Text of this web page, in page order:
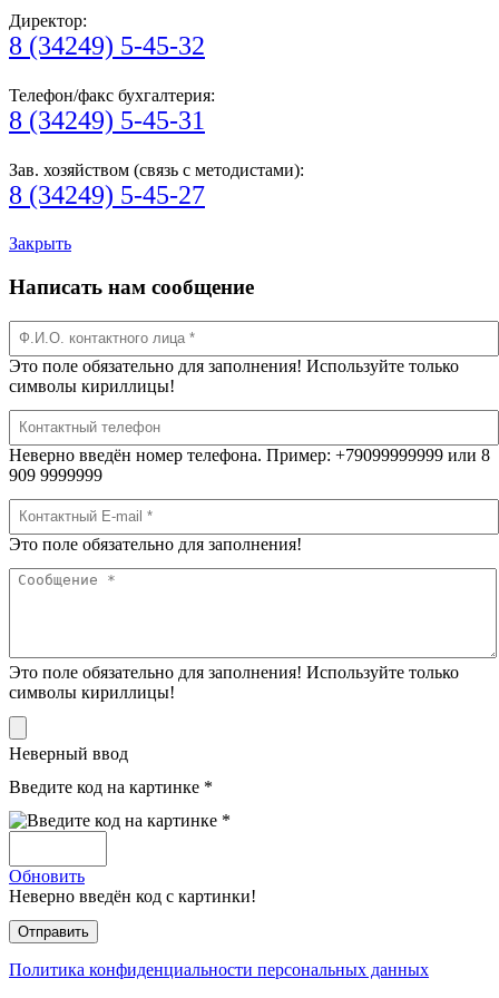
Директор:
8 (34249) 5-45-32
Телефон/факс бухгалтерия:
8 (34249) 5-45-31
Зав. хозяйством (связь с методистами):
8 (34249) 5-45-27
Закрыть
Написать нам сообщение
Это поле обязательно для заполнения! Используйте только
символы кириллицы!
Неверно введён номер телефона. Пример: +79099999999 или 8
909 9999999
Это поле обязательно для заполнения!
Это поле обязательно для заполнения! Используйте только
символы кириллицы!
Неверный ввод
Введите код на картинке *
Обновить
Неверно введён код с картинки!
Политика конфиденциальности персональных данных